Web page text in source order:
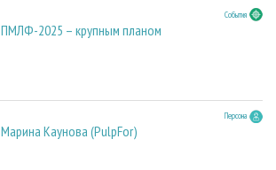
События
ПМЛФ-2025 – крупным планом
Персона
Марина Каунова (PulpFor)